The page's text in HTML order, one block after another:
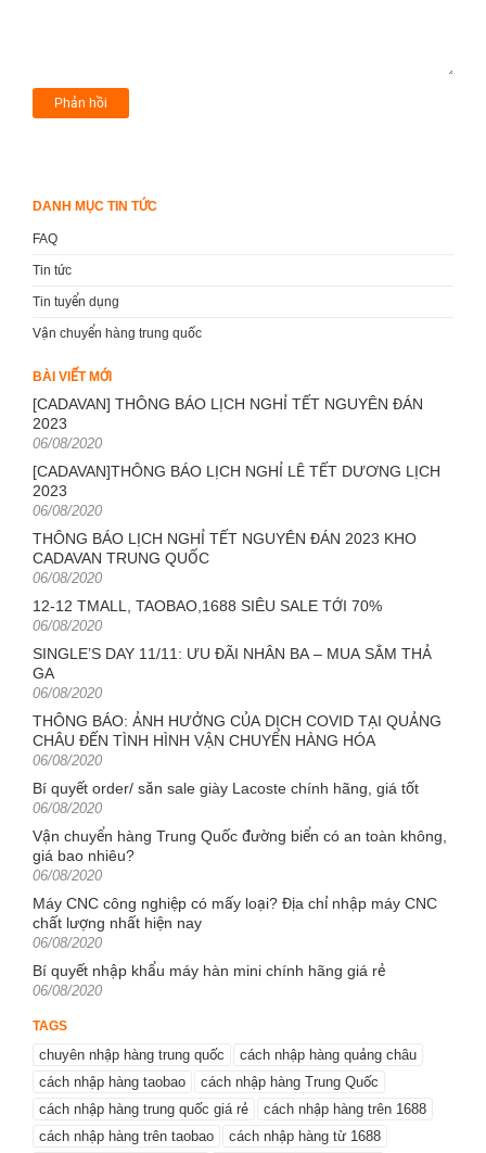
DANH MỤC TIN TỨC
FAQ
Tin tức
Tin tuyển dụng
Vận chuyển hàng trung quốc
BÀI VIẾT MỚI
[CADAVAN] THÔNG BÁO LỊCH NGHỈ TẾT NGUYÊN ĐÁN
2023
Posted
06/08/2020
[CADAVAN]THÔNG BÁO LỊCH NGHỈ LỄ TẾT DƯƠNG LỊCH
2023
Posted
06/08/2020
THÔNG BÁO LỊCH NGHỈ TẾT NGUYÊN ĐÁN 2023 KHO
CADAVAN TRUNG QUỐC
Posted
06/08/2020
12-12 TMALL, TAOBAO,1688 SIÊU SALE TỚI 70%
Posted
06/08/2020
SINGLE’S DAY 11/11: ƯU ĐÃI NHÂN BA – MUA SẮM THẢ
GA
Posted
06/08/2020
THÔNG BÁO: ẢNH HƯỞNG CỦA DỊCH COVID TẠI QUẢNG
CHÂU ĐẾN TÌNH HÌNH VẬN CHUYỂN HÀNG HÓA
Posted
06/08/2020
Bí quyết order/ săn sale giày Lacoste chính hãng, giá tốt
Posted
06/08/2020
Vận chuyển hàng Trung Quốc đường biển có an toàn không,
giá bao nhiêu?
Posted
06/08/2020
Máy CNC công nghiệp có mấy loại? Địa chỉ nhập máy CNC
chất lượng nhất hiện nay
Posted
06/08/2020
Bí quyết nhập khẩu máy hàn mini chính hãng giá rẻ
Posted
06/08/2020
TAGS
chuyên nhập hàng trung quốc
cách nhập hàng quảng châu
cách nhập hàng taobao
cách nhập hàng Trung Quốc
cách nhập hàng trung quốc giá rẻ
cách nhập hàng trên 1688
cách nhập hàng trên taobao
cách nhập hàng từ 1688